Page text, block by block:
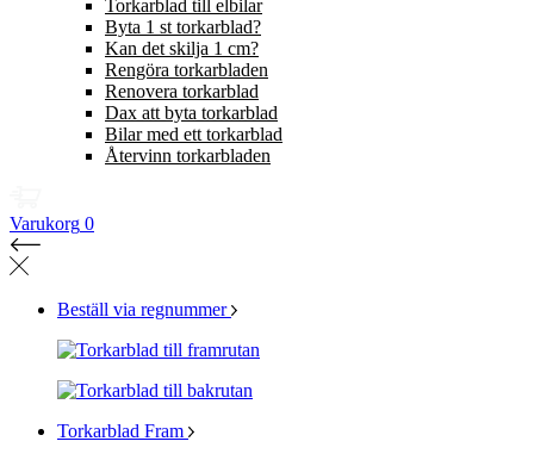
Torkarblad till elbilar
Byta 1 st torkarblad?
Kan det skilja 1 cm?
Rengöra torkarbladen
Renovera torkarblad
Dax att byta torkarblad
Bilar med ett torkarblad
Återvinn torkarbladen
Varukorg 0
Beställ via regnummer
Torkarblad Fram